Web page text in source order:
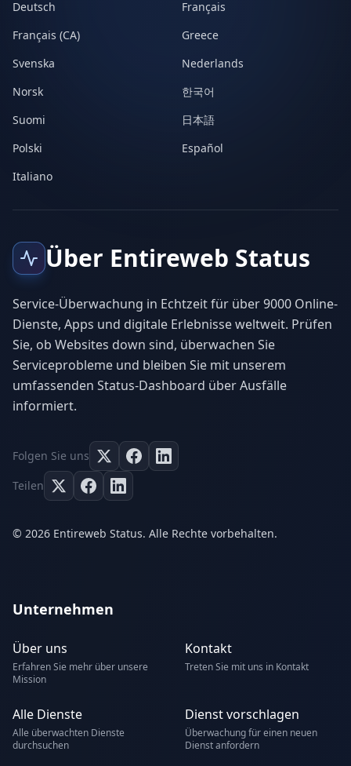
Deutsch
Français
Français (CA)
Greece
Svenska
Nederlands
Norsk
한국어
Suomi
日本語
Polski
Español
Italiano
Über Entireweb Status
Service-Überwachung in Echtzeit für über 9000 Online-
Dienste, Apps und digitale Erlebnisse weltweit. Prüfen
Sie, ob Websites down sind, überwachen Sie
Serviceprobleme und bleiben Sie mit unserem
umfassenden Status-Dashboard über Ausfälle
informiert.
Folgen Sie uns
Teilen
© 2026 Entireweb Status. Alle Rechte vorbehalten.
Unternehmen
Über uns
Erfahren Sie mehr über unsere
Mission
Kontakt
Treten Sie mit uns in Kontakt
Alle Dienste
Alle überwachten Dienste
durchsuchen
Dienst vorschlagen
Überwachung für einen neuen
Dienst anfordern